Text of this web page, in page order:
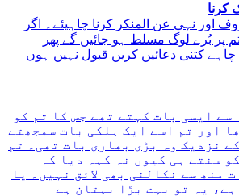
کرنا
اور نہی عن المنکر کرنا چاہیئے۔ اگر
پر بُرے لوگ مسلط ہو جائیں گے پھر
کتنی دعائیں کریں قبول نہیں ہوں
سے ایسی بات کہتے تھے جس کا تم کو
اور تم اسے ایک ہلکی بات سمجھتے
نزدیک وہ بڑی بھاری بات تھی۔ تم
سنتے ہی کیوں نہ کہہ دیا کہ
منھ سے نکالنی بھی ﻻئق نہیں۔ یا
ہے، یہ تو بہت بڑا بہتان ہے